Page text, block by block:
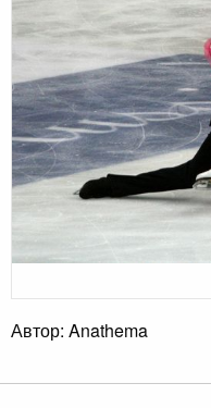
Автор: Anathema